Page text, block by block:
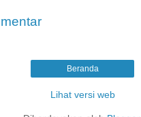
Beranda
Lihat versi web